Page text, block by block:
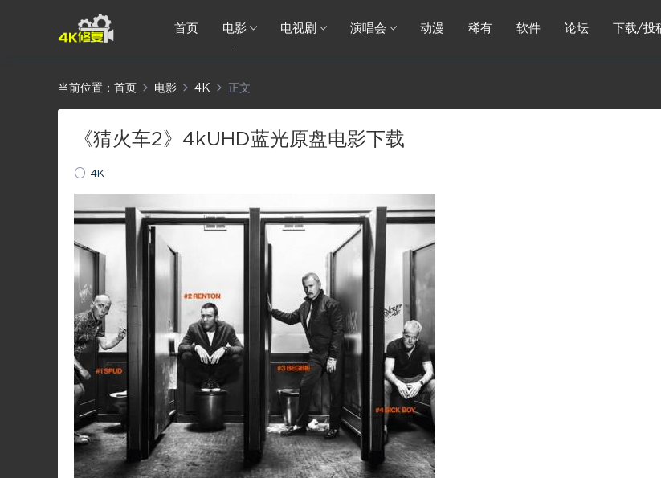
首页 电影 电视剧 演唱会 动漫 稀有 软件 论坛 下载/投
当前位置： 首页 电影 4K 正文
《猜火车2》4kUHD蓝光原盘电影下载
4K